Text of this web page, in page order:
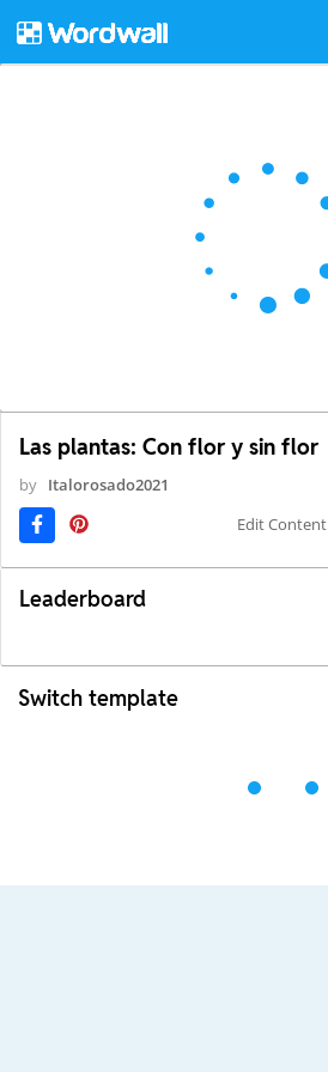
Las plantas: Con flor y sin flor
by Italorosado2021
Edit Content
Leaderboard
Switch template